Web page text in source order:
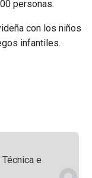
personas.
con los niños
infantiles.
e